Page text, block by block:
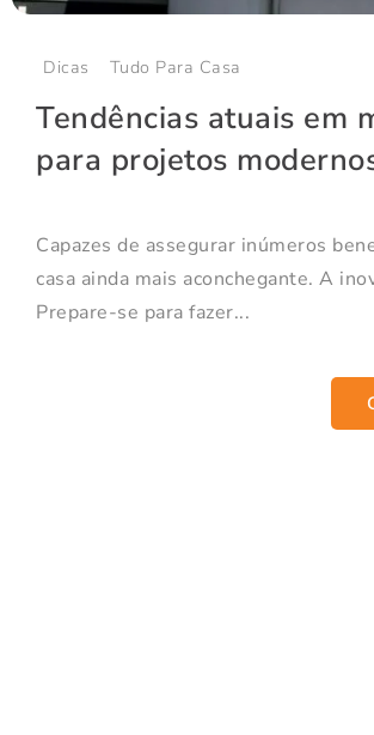
Dicas Tudo Para Casa
Tendências atuais em
para projetos
Capazes de assegurar inúmeros
casa ainda mais aconchegante. A
Prepare-se para fazer...